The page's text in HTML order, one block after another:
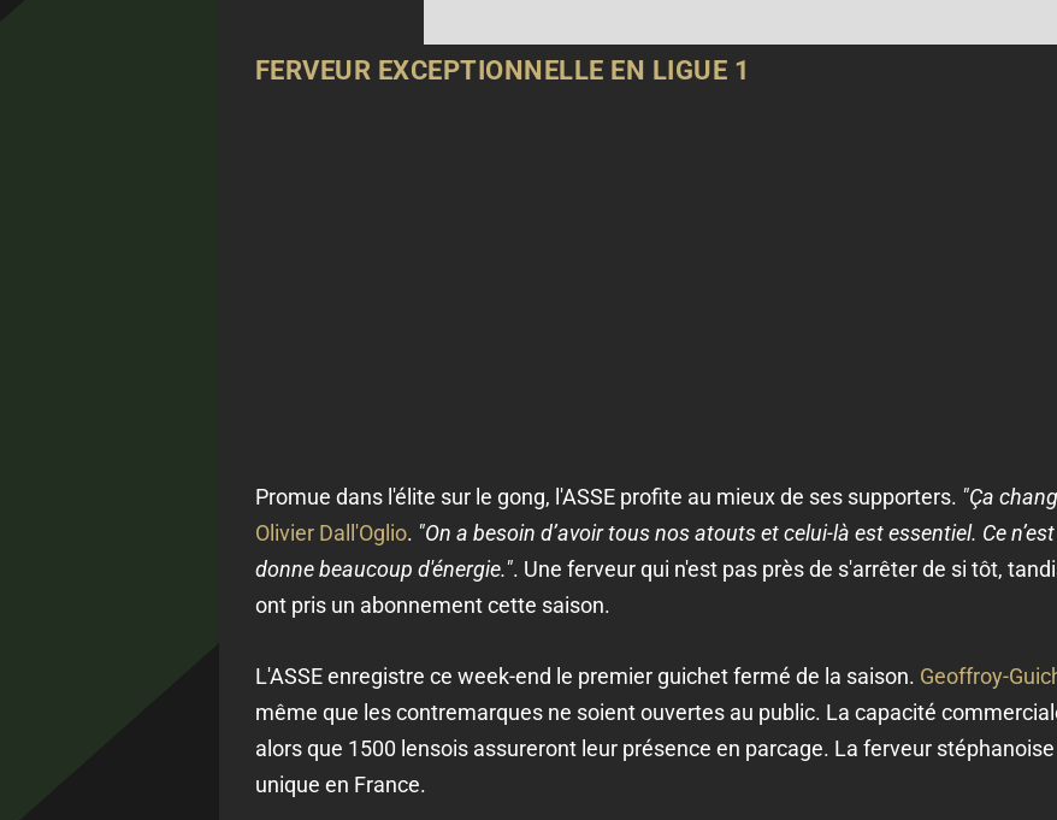
FERVEUR EXCEPTIONNELLE EN LIGUE 1
Promue dans l'élite sur le gong, l'ASSE profite au mieux de ses supporters. "Ça
Olivier Dall'Oglio. "On a besoin d’avoir tous nos atouts et celui-là est essentiel. Ce
donne beaucoup d'énergie.". Une ferveur qui n'est pas près de s'arrêter de si tôt,
ont pris un abonnement cette saison.
L'ASSE enregistre ce week-end le premier guichet fermé de la saison. Geoffroy-
même que les contremarques ne soient ouvertes au public. La capacité
alors que 1500 lensois assureront leur présence en parcage. La ferveur
unique en France.